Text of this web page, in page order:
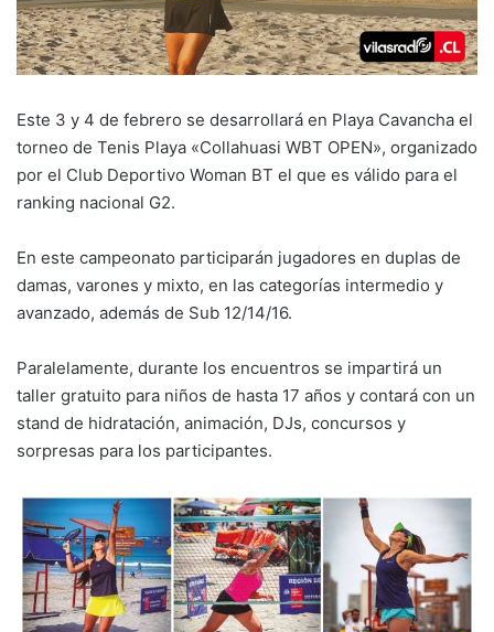
Este 3 y 4 de febrero se desarrollará en Playa Cavancha el
torneo de Tenis Playa «Collahuasi WBT OPEN», organizado
por el Club Deportivo Woman BT el que es válido para el
ranking nacional G2.
En este campeonato participarán jugadores en duplas de
damas, varones y mixto, en las categorías intermedio y
avanzado, además de Sub 12/14/16.
Paralelamente, durante los encuentros se impartirá un
taller gratuito para niños de hasta 17 años y contará con un
stand de hidratación, animación, DJs, concursos y
sorpresas para los participantes.